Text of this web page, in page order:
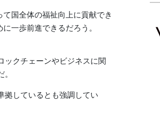
国全体の福祉向上に貢献でき
一歩前進できるだろう。
ックチェーンやビジネスに関
拠しているとも強調してい